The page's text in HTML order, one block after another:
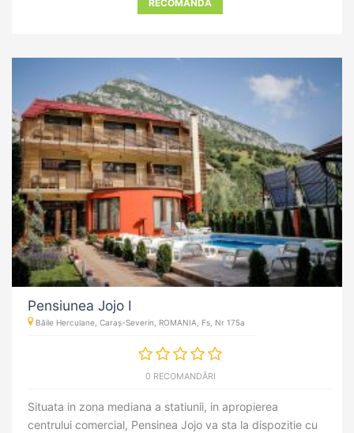
RECOMANDĂ
Pensiunea Jojo I
Băile Herculane, Caraș-Severin, ROMANIA, Fs, Nr 175a
0 RECOMANDĂRI
Situata in zona mediana a statiunii, in apropierea
centrului comercial, Pensinea Jojo va sta la dispozitie cu